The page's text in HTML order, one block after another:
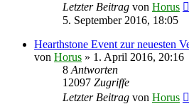
Letzter Beitrag von Horus
5. September 2016, 18:05
Hearthstone Event zur neuesten
von Horus » 1. April 2016, 20:16
8 Antworten
12097 Zugriffe
Letzter Beitrag von Horus